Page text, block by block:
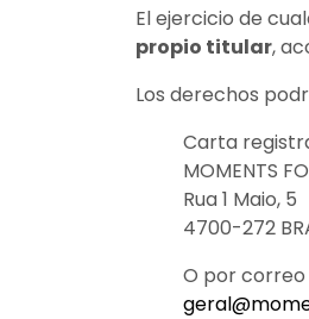
El ejercicio de
propio titular,
Los derechos
Carta
MOMENTS
Rua 1 Maio, 5
4700-272
O por